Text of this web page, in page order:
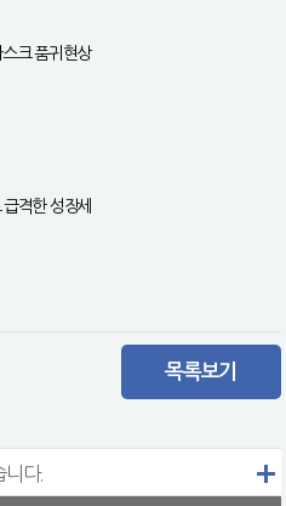
크 품귀현상
격한 성장세
목록보기
니다.